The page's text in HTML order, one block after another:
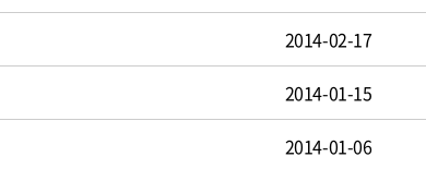
2014-02-17
2014-01-15
2014-01-06